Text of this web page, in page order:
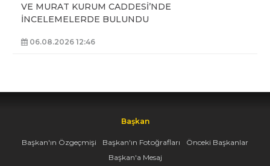
VE MURAT KURUM CADDESİ’NDE
İNCELEMELERDE BULUNDU
06.08.2026 12:46
Başkan
Başkan'ın Özgeçmişi Başkan'ın Fotoğrafları
Önceki Başkanlar
Başkan'a Mesaj